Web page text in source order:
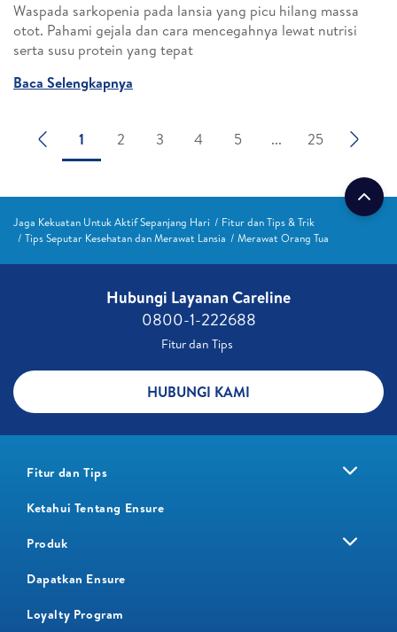
Waspada sarkopenia pada lansia yang picu hilang massa
otot. Pahami gejala dan cara mencegahnya lewat nutrisi
serta susu protein yang tepat
Baca Selengkapnya
1 2 3 4 5 ... 25
Jaga Kekuatan Untuk Aktif Sepanjang Hari
Fitur dan Tips & Trik
Tips Seputar Kesehatan dan Merawat Lansia
Merawat Orang Tua
Hubungi Layanan Careline​
0800-1-222688​
Fitur dan Tips ​
HUBUNGI KAMI
Fitur dan Tips
Ketahui Tentang Ensure
Produk
Dapatkan Ensure
Loyalty Program​